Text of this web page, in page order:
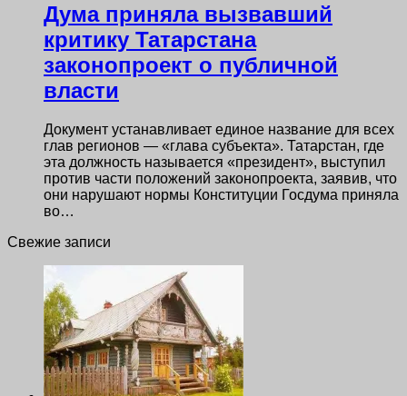
Дума приняла вызвавший
критику Татарстана
законопроект о публичной
власти
Документ устанавливает единое название для всех
глав регионов — «глава субъекта». Татарстан, где
эта должность называется «президент», выступил
против части положений законопроекта, заявив, что
они нарушают нормы Конституции Госдума приняла
во…
Свежие записи